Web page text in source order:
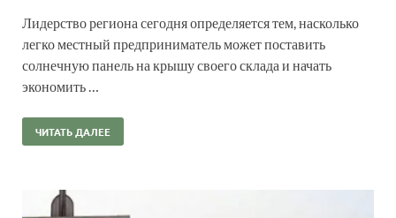
Лидерство региона сегодня определяется тем, насколько
легко местный предприниматель может поставить
солнечную панель на крышу своего склада и начать
экономить …
ЧИТАТЬ ДАЛЕЕ